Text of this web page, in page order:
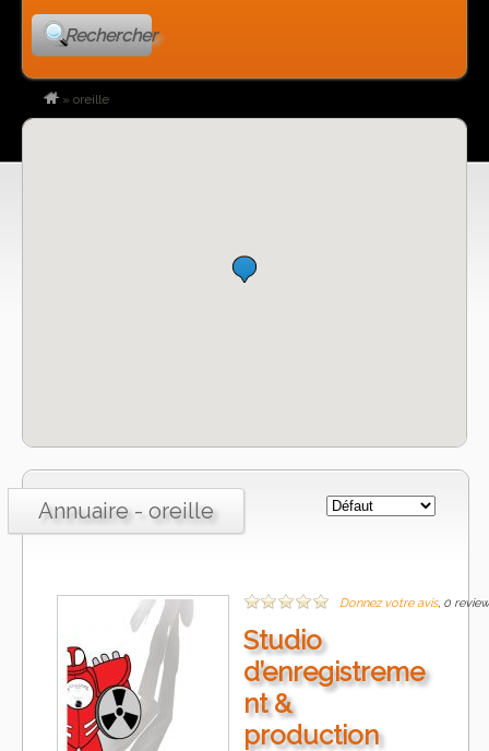
Rechercher
» oreille
Annuaire - oreille
Donnez votre avis, 0
Studio
d’enregistreme
nt &
production